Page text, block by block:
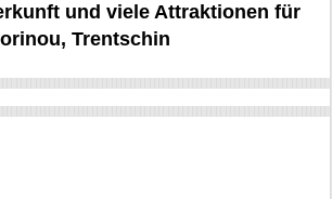
und viele Attraktionen für
Trentschin